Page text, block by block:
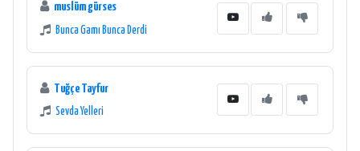
muslüm gürses
Bunca Gamı Bunca Derdi
Tuğçe Tayfur
Sevda Yelleri